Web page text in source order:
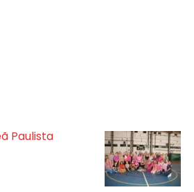
Paulista